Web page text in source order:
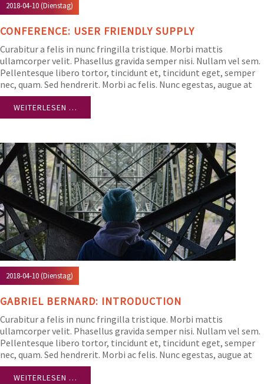
2018-04-10(Dienstag)
CONFERENCE: USER FRIENDLY SUPPLY
Curabitur a felis in nunc fringilla tristique. Morbi mattis
ullamcorper velit. Phasellus gravida semper nisi. Nullam vel sem.
Pellentesque libero tortor, tincidunt et, tincidunt eget, semper
nec, quam. Sed hendrerit. Morbi ac felis. Nunc egestas, augue at
pellentesque laoreet.
WEITERLESEN …
2018-04-10(Dienstag)
GABRIEL BERNARD: INTRODUCTION
Curabitur a felis in nunc fringilla tristique. Morbi mattis
ullamcorper velit. Phasellus gravida semper nisi. Nullam vel sem.
Pellentesque libero tortor, tincidunt et, tincidunt eget, semper
nec, quam. Sed hendrerit. Morbi ac felis. Nunc egestas, augue at
pellentesque laoreet.
WEITERLESEN …